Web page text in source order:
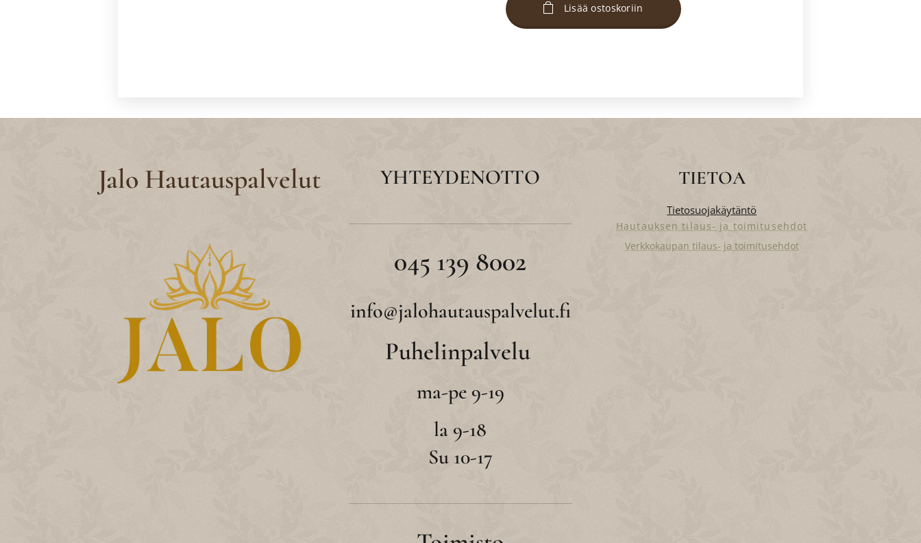
Lisää ostoskoriin
Jalo Hautauspalvelut YHTEYDENOTTO
045 139 8002
info@jalohautauspalvelut.fi
Puhelinpalvelu
ma-pe 9-19
la 9-18
Su 10-17
TIETOA
Tietosuojakäytäntö
Hautauksen tilaus- ja toimitusehdot
Verkkokaupan tilaus- ja toimitusehdot